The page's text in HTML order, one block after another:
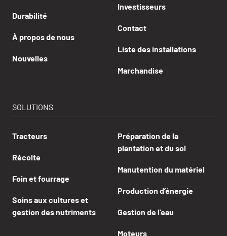
Durabilité
À propos de nous
Nouvelles
Investisseurs
Contact
Liste des installations
Marchandise
SOLUTIONS
Tracteurs
Récolte
Foin et fourrage
Soins aux cultures et
gestion des nutriments
Préparation de la
plantation et du sol
Manutention du matériel
Production d’énergie
Gestion de l’eau
Moteurs